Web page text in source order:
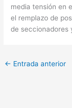
media tensión en
el remplazo de
de seccionadores
← Entrada anterior